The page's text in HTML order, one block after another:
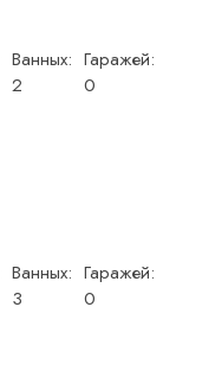
Ванных:
2
Гаражей:
0
Ванных:
3
Гаражей:
0